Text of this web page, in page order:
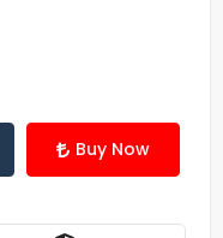
Buy Now